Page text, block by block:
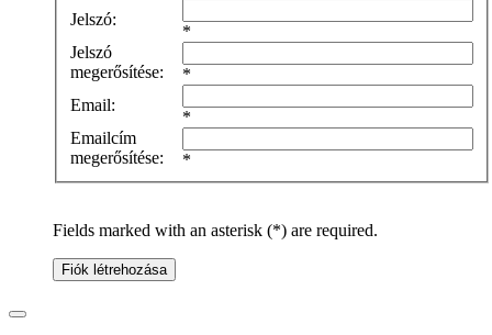
Jelszó:
*
Jelszó
megerősítése:
*
Email:
*
Emailcím
megerősítése:
*
Fields marked with an asterisk (*) are required.
Fiók létrehozása